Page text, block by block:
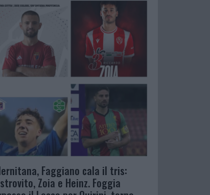
Faggiano cala il tris:
Zoia e Heinz. Foggia